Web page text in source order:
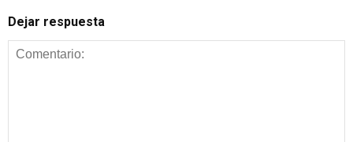
Dejar respuesta